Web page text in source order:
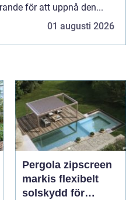
för att uppnå den...
01 augusti 2026
Pergola zipscreen
markis flexibelt
solskydd för